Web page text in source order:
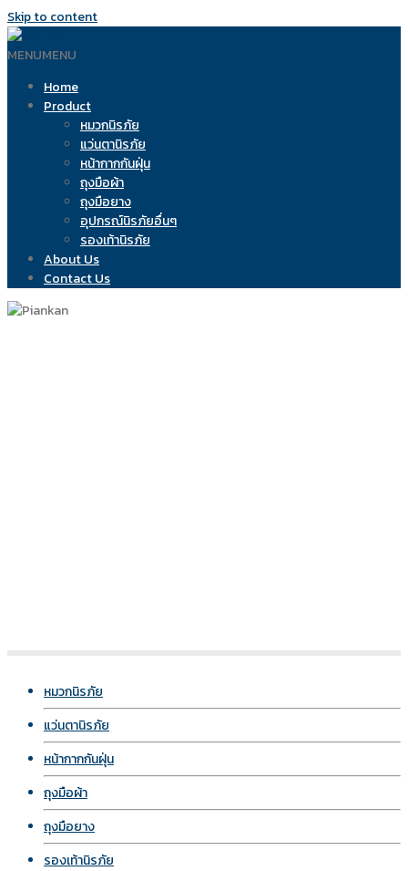
Skip to content
MENUMENU
Home
Product
หมวกนิรภัย
แว่นตานิรภัย
หน้ากากกันฝุ่น
ถุงมือผ้า
ถุงมือยาง
อุปกรณ์นิรภัยอื่นๆ
รองเท้านิรภัย
About Us
Contact Us
หมวกนิรภัย
แว่นตานิรภัย
หน้ากากกันฝุ่น
ถุงมือผ้า
ถุงมือยาง
รองเท้านิรภัย